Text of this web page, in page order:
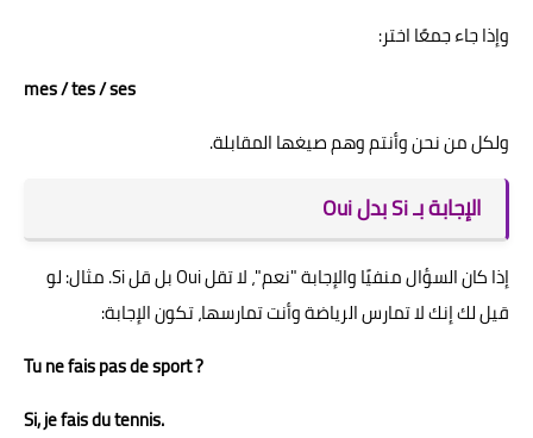
وإذا جاء جمعًا اختر:
mes / tes / ses
ولكل من نحن وأنتم وهم صيغها المقابلة.
الإجابة بـ Si بدل Oui
إذا كان السؤال منفيًا والإجابة "نعم"، لا تقل Oui بل قل Si. مثال: لو
قيل لك إنك لا تمارس الرياضة وأنت تمارسها، تكون الإجابة:
Tu ne fais pas de sport ?
Si, je fais du tennis.